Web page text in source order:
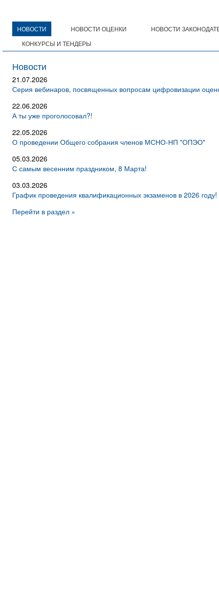
НОВОСТИ НОВОСТИ ОЦЕНКИ
НОВОСТИ
КОНКУРСЫ И ТЕНДЕРЫ
Новости
21.07.2026
Серия вебинаров, посвященных вопросам цифровизации
22.06.2026
А ты уже проголосовал?!
22.05.2026
О проведении Общего собрания членов МСНО-НП "ОПЭО"
05.03.2026
С самым весенним праздником, 8 Марта!
03.03.2026
График проведения квалификационных экзаменов в 2026 году!
Перейти в раздел »